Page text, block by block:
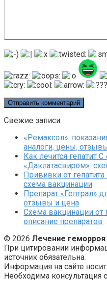
Свежие записи
«Ремаксол»:
аналоги, цены,
Как лечится гепатит
«Даклатасвиром»:
Прививки от
схема вакцинации
Препарат «Гептрал»
отзывы и цена
Схема вакцинации от
описание препаратов
© 2026 Лечение геморроя
При цитировании
источник обязательна.
Информация на сайте
Необходима консультация